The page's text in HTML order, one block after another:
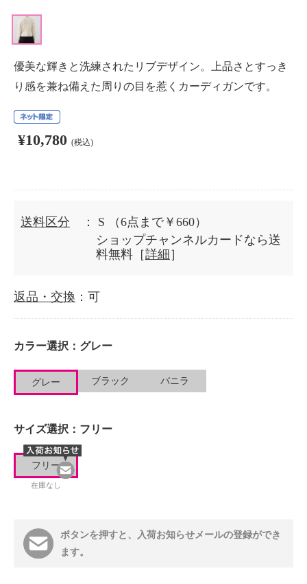
優美な輝きと洗練されたリブデザイン。上品さとすっき
り感を兼ね備えた周りの目を惹くカーディガンです。
¥10,780 (税込)
送料区分 ： S
（6点まで￥660）
ショップチャンネルカードなら送
料無料［詳細 ］
返品・交換 ：可
カラー選択： グレー
グレー ブラック バニラ
サイズ選択： フリー
フリー
在庫なし
ボタンを押すと、入荷お知らせメールの登録ができ
ます。